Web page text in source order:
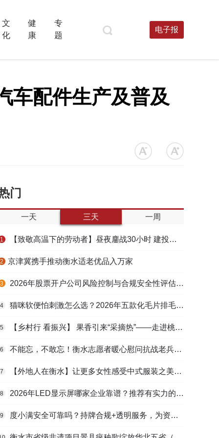
文
化
健
康
专
题
电子报
配件生产及普及
门
一天 三天 一周
1 【致敬高温下的劳动者】昼夜鏖战30小时 建投衡水水务紧急抢修保民生用水
2 ​京津冀携手推动衡水适老优品入万家
3 2026年股票开户公司风险控制与合规安全性评估：投资者保护机制哪家靠谱？
4 猫咪软便怕刺激怎么选？2026年五款化毛片排毛护肠避坑指南
5 【乡村行 看振兴】 果香引来“采摘热”——走进桃城区贾家庄村
6 不能忘，不敢忘！衡水志愿者暖心慰问抗战老兵和老党员
7 【外地人在衡水】让更多女性感受中式服装之美——山东人蒋静静的在衡创业路
8 2026年LED显示屏哪家企业靠谱？推荐有实力的LED显示屏工程服务商
9 度小满安全可靠吗？持牌合规+透明服务，为资金周转筑牢多重保障